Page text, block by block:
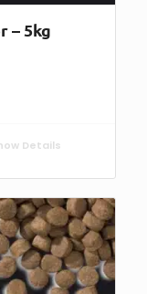
– 5kg
Details